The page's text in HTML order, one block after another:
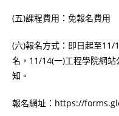
(五)課程費用：免報名費用
(六)報名方式：即日起至11/
名，11/14(一)工程學院網
知。
報名網址：https://